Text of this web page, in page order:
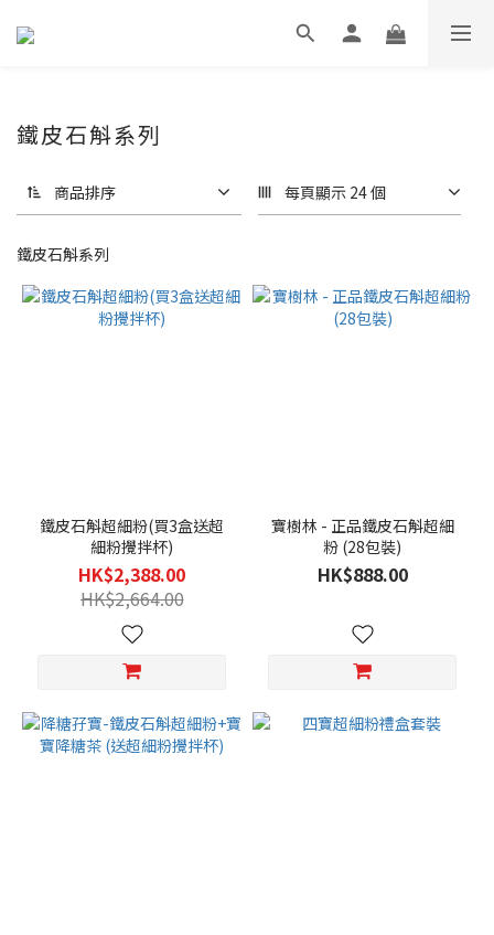
鐵皮石斛系列
商品排序 每頁顯示 24 個
鐵皮石斛系列
鐵皮石斛超細粉(買3盒送超
細粉攪拌杯)
HK$2,388.00
HK$2,664.00
寶樹林 - 正品鐵皮石斛超細
粉 (28包裝)
HK$888.00